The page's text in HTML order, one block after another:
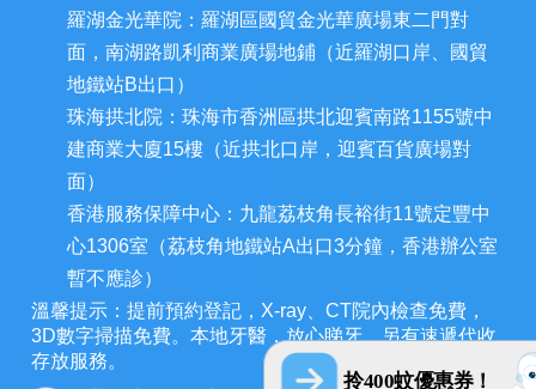
拎400蚊優惠券！
羅湖金光華院：羅湖區國貿金光華廣場東二門對
面，南湖路凱利商業廣場地鋪（近羅湖口岸、國貿
地鐵站B出口）
珠海拱北院：珠海市香洲區拱北迎賓南路1155號中
建商業大廈15樓（近拱北口岸，迎賓百貨廣場對
面）
香港服務保障中心：九龍荔枝角長裕街11號定豐中
心1306室（荔枝角地鐵站A出口3分鐘，香港辦公室
暫不應診）
溫馨提示：提前預約登記，X-ray、CT院內檢查免費，
3D數字掃描免費。本地牙醫，放心睇牙。另有速遞代收
存放服務。